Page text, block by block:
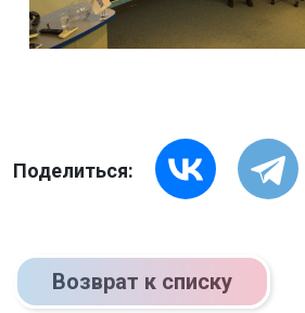
Поделиться:
Возврат к списку